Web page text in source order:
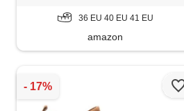
36 EU 40 EU 41 EU
amazon